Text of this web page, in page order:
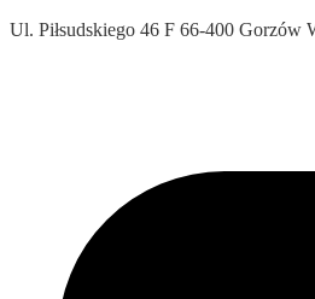
Ul. Piłsudskiego 46 F 66-400 Gorzów